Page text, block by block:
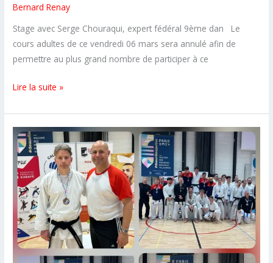
Bernard Renay
Stage avec Serge Chouraqui, expert fédéral 9ème dan Le
cours adultes de ce vendredi 06 mars sera annulé afin de
permettre au plus grand nombre de participer à ce
Stage
Chouraqui
Lire la suite »